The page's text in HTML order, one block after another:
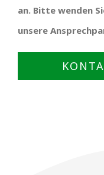
an. Bitte wenden
unsere